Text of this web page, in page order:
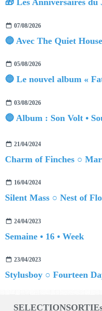
🎁 Les Anniversaires du
07/08/2026
05/08/2026
03/08/2026
🔵 Album : Son Volt •
21/04/2024
Charm of Finches ○
16/04/2024
Silent Mass ○ Nest of
24/04/2023
Semaine • 16 • Week
23/04/2023
Stylusboy ○ Fourteen